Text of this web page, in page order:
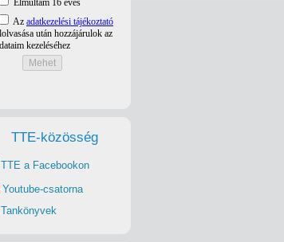
TTE-közösség
TTE a Facebookon
Youtube-csatorna
Tankönyvek